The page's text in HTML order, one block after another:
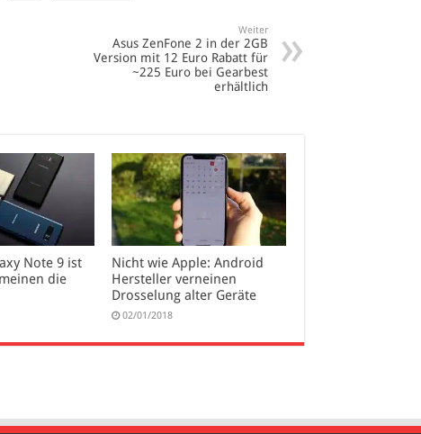
Weiter
Asus ZenFone 2 in der 2GB
Version mit 12 Euro Rabatt für
~225 Euro bei Gearbest
erhältlich
Note 9 ist
die
Nicht wie Apple: Android
Hersteller verneinen
Drosselung alter Geräte
02/01/2018